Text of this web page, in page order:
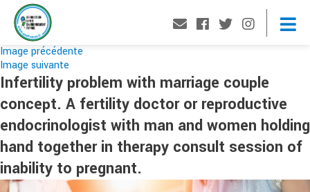
Image précédente
Image suivante
Infertility problem with marriage couple
concept. A fertility doctor or reproductive
endocrinologist with man and women holding
hand together in therapy consult session of
inability to pregnant.